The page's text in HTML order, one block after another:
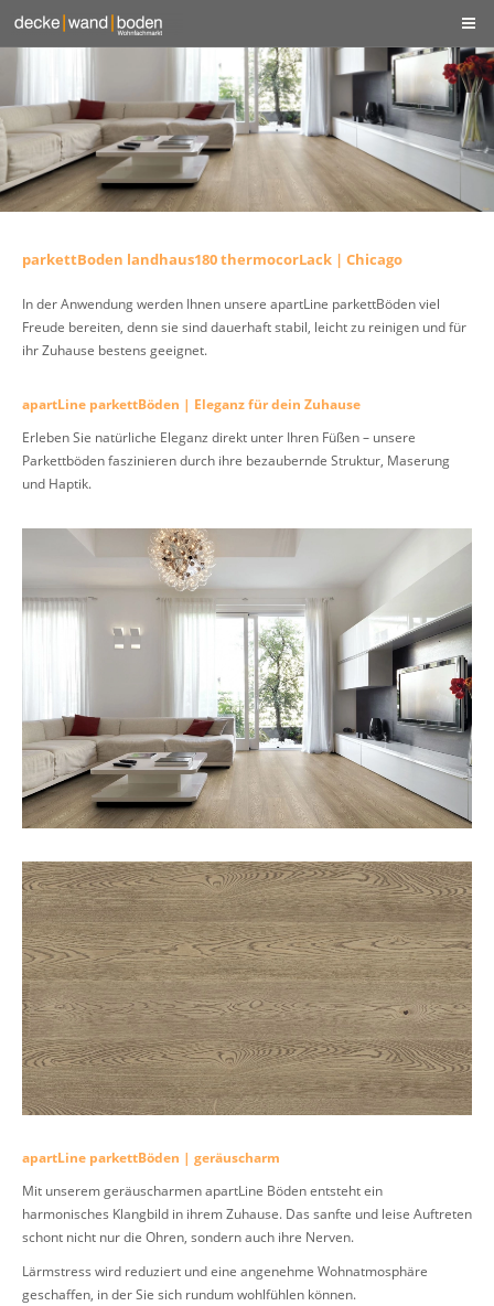
parkettBoden landhaus180 thermocorLack | Chicago
In der Anwendung werden Ihnen unsere apartLine parkettBöden viel
Freude bereiten, denn sie sind dauerhaft stabil, leicht zu reinigen und für
ihr Zuhause bestens geeignet.
apartLine parkettBöden | Eleganz für dein Zuhause
Erleben Sie natürliche Eleganz direkt unter Ihren Füßen – unsere
Parkettböden faszinieren durch ihre bezaubernde Struktur, Maserung
und Haptik.
apartLine parkettBöden | geräuscharm
Mit unserem geräuscharmen apartLine Böden entsteht ein
harmonisches Klangbild in ihrem Zuhause. Das sanfte und leise Auftreten
schont nicht nur die Ohren, sondern auch ihre Nerven.
Lärmstress wird reduziert und eine angenehme Wohnatmosphäre
geschaffen, in der Sie sich rundum wohlfühlen können.